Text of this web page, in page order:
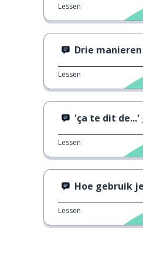
Lessen
Drie manieren om te
Lessen
'ça te dit
Lessen
Hoe gebruik
Lessen